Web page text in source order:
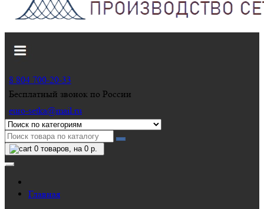
8 804 700-20-33
Бесплатный звонок по России
euro-setka@mail.ru
0 товаров, на 0 р.
Главная